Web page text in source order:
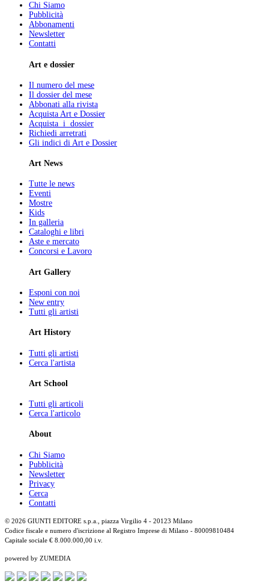
Chi Siamo
Pubblicità
Abbonamenti
Newsletter
Contatti
Art e dossier
Il numero del mese
Il dossier del mese
Abbonati alla rivista
Acquista Art e Dossier
Acquista i dossier
Richiedi arretrati
Gli indici di Art e Dossier
Art News
Tutte le news
Eventi
Mostre
Kids
In galleria
Cataloghi e libri
Aste e mercato
Concorsi e Lavoro
Art Gallery
Esponi con noi
New entry
Tutti gli artisti
Art History
Tutti gli artisti
Cerca l'artista
Art School
Tutti gli articoli
Cerca l'articolo
About
Chi Siamo
Pubblicità
Newsletter
Privacy
Cerca
Contatti
© 2026 GIUNTI EDITORE s.p.a., piazza Virgilio 4 - 20123 Milano
Codice fiscale e numero d'iscrizione al Registro Imprese di Milano - 80009810484
Capitale sociale € 8.000.000,00 i.v.
powered by ZUMEDIA